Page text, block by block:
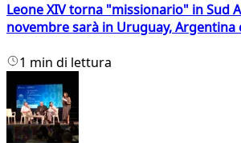
Leone XIV torna "missionario" in Sud
novembre sarà in Uruguay, Argentina
1 min di lettura